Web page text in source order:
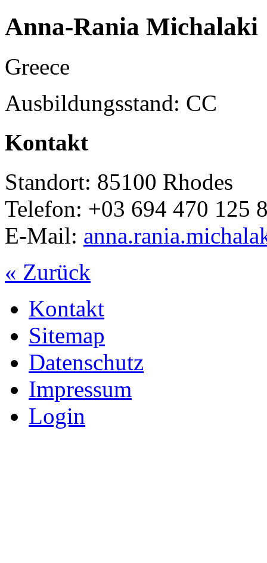
Anna-Rania Michalaki
Greece
Ausbildungsstand: CC
Kontakt
Standort: 85100 Rhodes
Telefon: +03 694 470 125
E-Mail:
« Zurück
Kontakt
Sitemap
Datenschutz
Impressum
Login